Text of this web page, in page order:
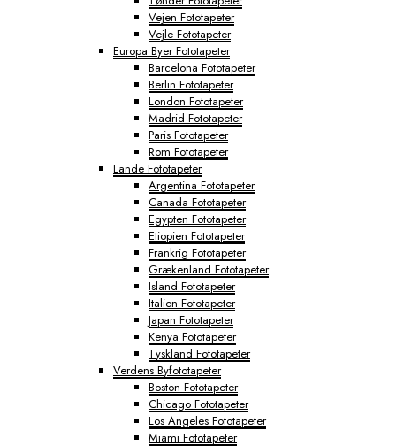
Vejen Fototapeter
Vejle Fototapeter
Europa Byer Fototapeter
Barcelona Fototapeter
Berlin Fototapeter
London Fototapeter
Madrid Fototapeter
Paris Fototapeter
Rom Fototapeter
Lande Fototapeter
Argentina Fototapeter
Canada Fototapeter
Egypten Fototapeter
Etiopien Fototapeter
Frankrig Fototapeter
Grækenland Fototapeter
Island Fototapeter
Italien Fototapeter
Japan Fototapeter
Kenya Fototapeter
Tyskland Fototapeter
Verdens Byfototapeter
Boston Fototapeter
Chicago Fototapeter
Los Angeles Fototapeter
Miami Fototapeter